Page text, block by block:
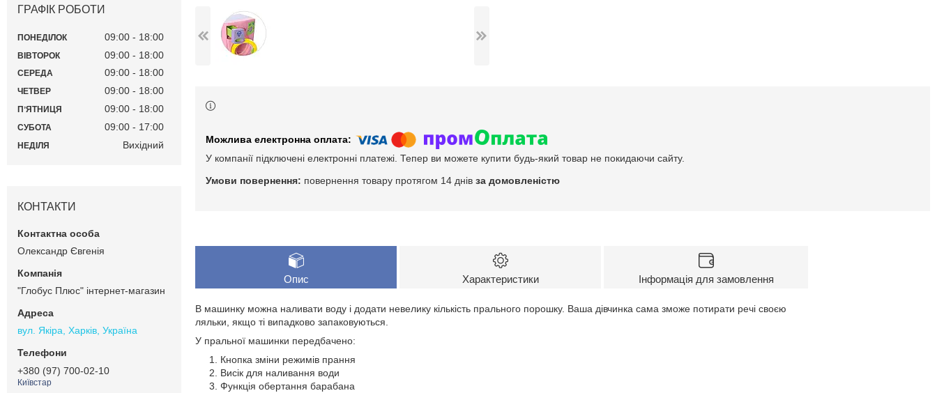
У компанії підключені електронні платежі. Тепер ви можете купити будь-який товар не покидаючи сайту.
повернення товару протягом 14 днів за домовленістю
Опис Характеристики Інформація для замовлення
В машинку можна наливати воду і додати невелику кількість прального порошку. Ваша дівчинка сама зможе потирати речі своєю
ляльки, якщо ті випадково запаковуються.
У пральної машинки передбачено:
Кнопка зміни режимів прання
Висік для наливання води
Функція обертання барабана
ГРАФІК РОБОТИ
ПОНЕДІЛОК 09:00 18:00
ВІВТОРОК 09:00 18:00
СЕРЕДА 09:00 18:00
ЧЕТВЕР 09:00 18:00
ПʼЯТНИЦЯ 09:00 18:00
СУБОТА 09:00 17:00
НЕДІЛЯ Вихідний
КОНТАКТИ
Олександр Євгенія
"Глобус Плюс" інтернет-магазин
вул. Якіра, Харків, Україна
+380 (97) 700-02-10
Київстар